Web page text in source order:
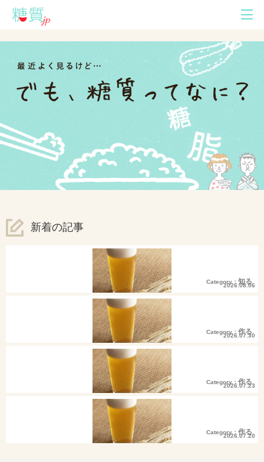
新着の記事
発酵食品といえば「発酵食品糖質ラン
キング」乳製品編
2026.08.06
Category： 知る
低糖質で低カロリー。暑さも引っ込む
アイスレシピは？
2026.07.30
Category： 作る
そうめんのタレで血糖値の上昇を穏や
かに
2026.07.23
Category： 作る
2026.07.20
Category： 作る